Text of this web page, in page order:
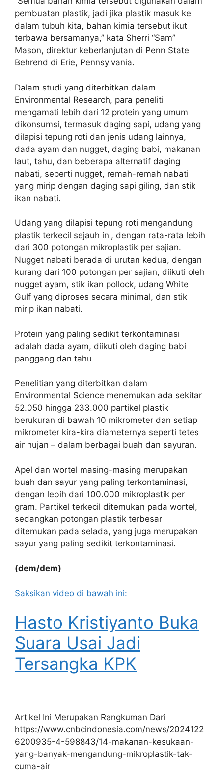
pembuatan plastik, jadi jika plastik masuk ke
dalam tubuh kita, bahan kimia tersebut ikut
terbawa bersamanya,” kata Sherri “Sam”
Mason, direktur keberlanjutan di Penn State
Behrend di Erie, Pennsylvania.
Dalam studi yang diterbitkan dalam
Environmental Research, para peneliti
mengamati lebih dari 12 protein yang umum
dikonsumsi, termasuk daging sapi, udang yang
dilapisi tepung roti dan jenis udang lainnya,
dada ayam dan nugget, daging babi, makanan
laut, tahu, dan beberapa alternatif daging
nabati, seperti nugget, remah-remah nabati
yang mirip dengan daging sapi giling, dan stik
ikan nabati.
Udang yang dilapisi tepung roti mengandung
plastik terkecil sejauh ini, dengan rata-rata lebih
dari 300 potongan mikroplastik per sajian.
Nugget nabati berada di urutan kedua, dengan
kurang dari 100 potongan per sajian, diikuti oleh
nugget ayam, stik ikan pollock, udang White
Gulf yang diproses secara minimal, dan stik
mirip ikan nabati.
Protein yang paling sedikit terkontaminasi
adalah dada ayam, diikuti oleh daging babi
panggang dan tahu.
Penelitian yang diterbitkan dalam
Environmental Science menemukan ada sekitar
52.050 hingga 233.000 partikel plastik
berukuran di bawah 10 mikrometer dan setiap
mikrometer kira-kira diameternya seperti tetes
air hujan – dalam berbagai buah dan sayuran.
Apel dan wortel masing-masing merupakan
buah dan sayur yang paling terkontaminasi,
dengan lebih dari 100.000 mikroplastik per
gram. Partikel terkecil ditemukan pada wortel,
sedangkan potongan plastik terbesar
ditemukan pada selada, yang juga merupakan
sayur yang paling sedikit terkontaminasi.
(dem/dem)
Saksikan video di bawah ini:
Hasto Kristiyanto Buka
Suara Usai Jadi
Tersangka KPK
Artikel Ini Merupakan Rangkuman Dari
https://www.cnbcindonesia.com/news/2024122
6200935-4-598843/14-makanan-kesukaan-
yang-banyak-mengandung-mikroplastik-tak-
cuma-air